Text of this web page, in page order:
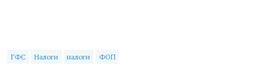
ГФС Налоги налоги ФОП